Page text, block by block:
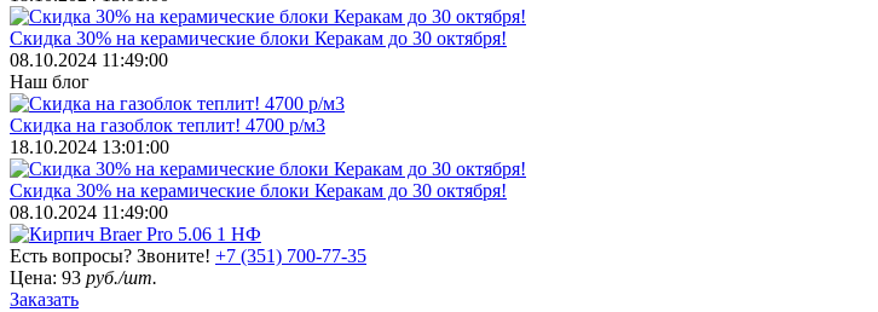
Скидка 30% на керамические блоки Керакам до 30 октября!
08.10.2024 11:49:00
Наш блог
Скидка на газоблок теплит! 4700 р/м3
18.10.2024 13:01:00
Скидка 30% на керамические блоки Керакам до 30 октября!
08.10.2024 11:49:00
Есть вопросы? Звоните! +7 (351) 700-77-35
Цена: 93 руб./шт.
Заказать